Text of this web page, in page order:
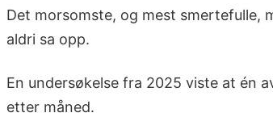
Det morsomste, og mest smertefulle,
aldri sa opp.
En undersøkelse fra 2025 viste at én
etter måned.